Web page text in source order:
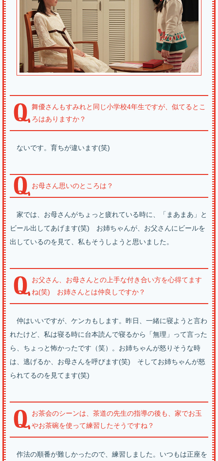
舞優さんもすみれと同じ小学校4年生ですが、似てるとこ
ろはありますか？
ないです。育ちが違います(笑)
お母さん思いのところは？
家では、お母さんがちょっと疲れている時に、「まあまあ」と
ビール出してあげます(笑) お姉ちゃんが、お父さんにビールを
出しているのを見て、私もそうしようと思いました。
お父さん、お母さんとの上手な付き合い方を心得てます
ね(笑) お姉さんとは仲良しですか？
仲はいいですが、ケンカもします。昨日、一緒に寝ようと言わ
れたけど、私は寝る時に台本読んで寝るから「無理」って言った
ら、ちょっと怖かったです（笑）。お姉ちゃんが怒りそうな時
は、逃げるか、お母さんを呼びます(笑) そしてお姉ちゃんが怒
られてるのを見てます(笑)
お茶会のシーンは、茶道の先生の指導の後も、家でお玉
やお茶碗を使って練習したそうですね？
作法の順番が難しかったので、練習しました。いつもは正座を